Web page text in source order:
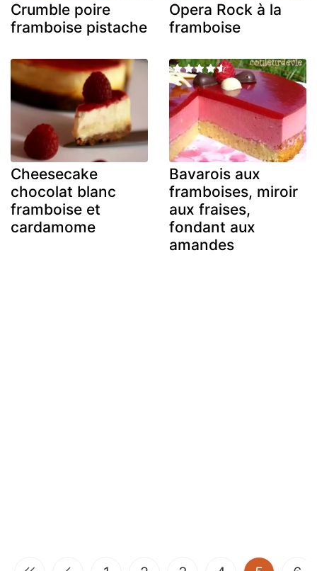
Crumble poire
framboise pistache
Opera Rock à la
framboise
Cheesecake
chocolat blanc
framboise et
cardamome
Bavarois aux
framboises, miroir
aux fraises,
fondant aux
amandes